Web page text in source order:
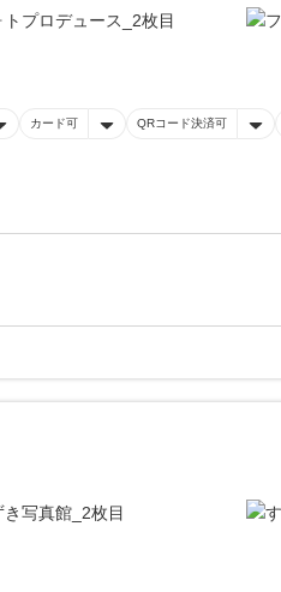
カード可 QRコード決済可